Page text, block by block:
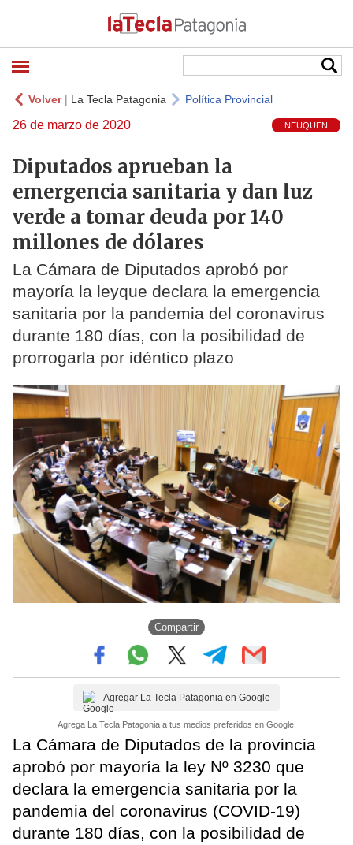
Volver| La Tecla Patagonia Política Provincial
26 de marzo de 2020 NEUQUEN
Diputados aprueban la
emergencia sanitaria y dan luz
verde a tomar deuda por 140
millones de dólares
La Cámara de Diputados aprobó por
mayoría la leyque declara la emergencia
sanitaria por la pandemia del coronavirus
durante 180 días, con la posibilidad de
prorrogarla por idéntico plazo
Compartir
Agregar La Tecla Patagonia en Google
Agrega La Tecla Patagonia a tus medios preferidos en Google.
La Cámara de Diputados de la provincia
aprobó por mayoría la ley Nº 3230 que
declara la emergencia sanitaria por la
pandemia del coronavirus (COVID-19)
durante 180 días, con la posibilidad de